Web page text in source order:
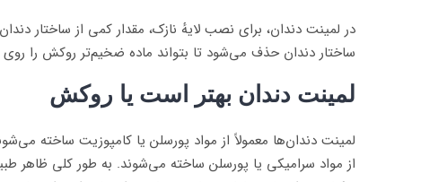
در لمینت دندان، برای نصب لایهٔ نازک، مقدار کمی از
ساختار دندان حذف می‌شود تا بتواند ماده ضخیم‌تر روکش را روی
لمینت دندان بهتر است یا روکش
لمینت دندان‌ها معمولاً از مواد پورسلن یا کامپوزیت ساخته
از مواد سرامیکی یا پورسلن ساخته می‌شوند. به طور کلی ظاهر